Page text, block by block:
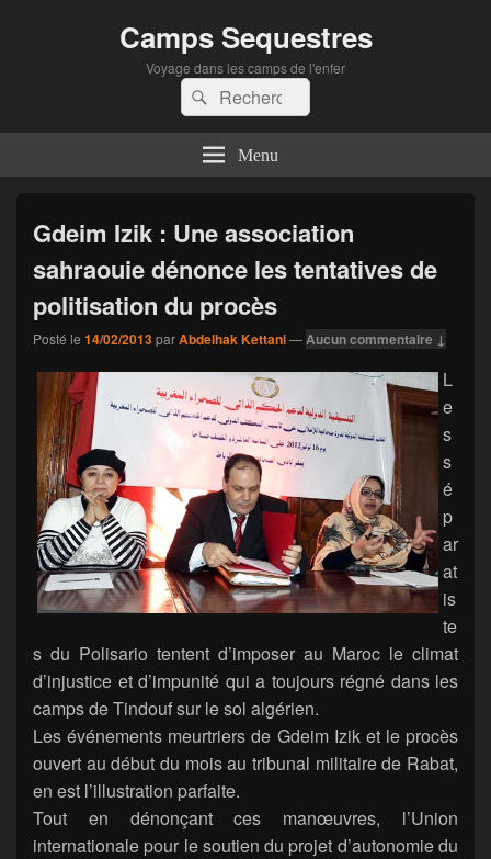
Camps Sequestres
Voyage dans les camps de l'enfer
Recherche :
Rechercher
Menu
Gdeim Izik : Une association
sahraouie dénonce les tentatives de
politisation du procès
Posté le 14/02/2013parAbdelhak Kettani—Aucun commentaire ↓
L
e
s
s
é
p
ar
at
is
te
s du Polisario tentent d’imposer au Maroc le climat
d’injustice et d’impunité qui a toujours régné dans les
camps de Tindouf sur le sol algérien.
Les événements meurtriers de Gdeim Izik et le procès
ouvert au début du mois au tribunal militaire de Rabat,
en est l’illustration parfaite.
Tout en dénonçant ces manœuvres, l’Union
internationale pour le soutien du projet d’autonomie du